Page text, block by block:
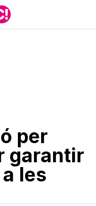
per
garantir
les